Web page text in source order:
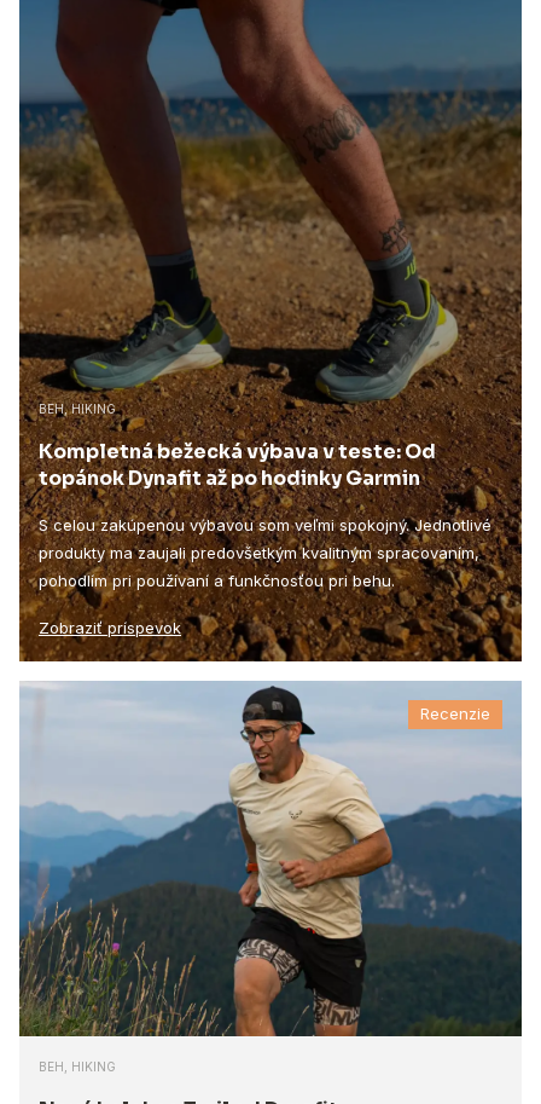
BEH, HIKING
Kompletná bežecká výbava v teste: Od
topánok Dynafit až po hodinky Garmin
S celou zakúpenou výbavou som veľmi spokojný. Jednotlivé
produkty ma zaujali predovšetkým kvalitným spracovaním,
pohodlím pri používaní a funkčnosťou pri behu.
Zobraziť príspevok
Recenzie
BEH, HIKING